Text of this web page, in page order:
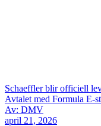
Schaeffler blir officiell
Avtalet med Formula E-
Av: DMV
april 21, 2026